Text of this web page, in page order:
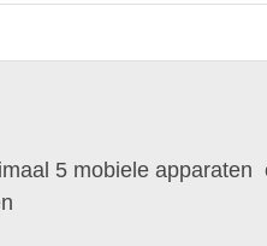
5 mobiele apparaten